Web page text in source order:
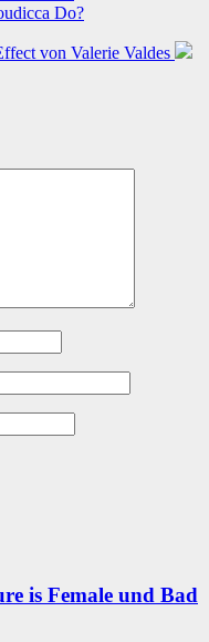
Do?
von Valerie Valdes
is Female und Bad